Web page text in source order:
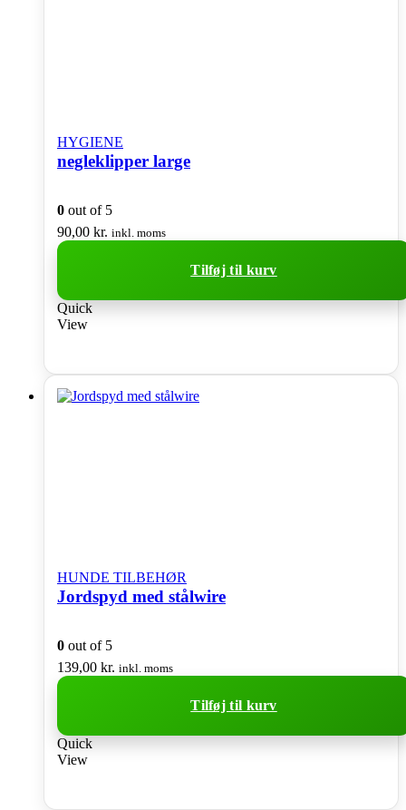
HYGIENE
negleklipper large
0 out of 5
90,00 kr. inkl. moms
Tilføj til kurv
Quick
View
HUNDE TILBEHØR
Jordspyd med stålwire
0 out of 5
139,00 kr. inkl. moms
Tilføj til kurv
Quick
View